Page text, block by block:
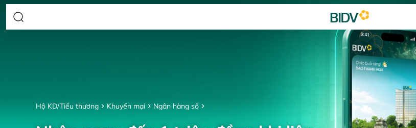
Hộ KD/Tiểu thương Khuyến mại Ngân hàng số